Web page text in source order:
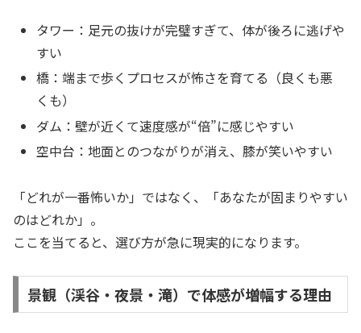
タワー：足元の抜けが完璧すぎて、体が後ろに逃げや
すい
橋：端まで歩くプロセスが怖さを育てる（良くも悪
くも）
ダム：壁が近くて速度感が“倍”に感じやすい
空中台：地面とのつながりが消え、膝が笑いやすい
「どれが一番怖いか」ではなく、「あなたが固まりやすい
のはどれか」。
ここを当てると、選び方が急に現実的になります。
景観（渓谷・夜景・滝）で体感が増幅する理由